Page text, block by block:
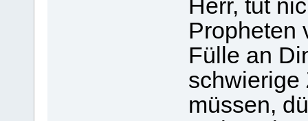
Herr, tut
Propheten
Fülle an
schwierige
müssen,